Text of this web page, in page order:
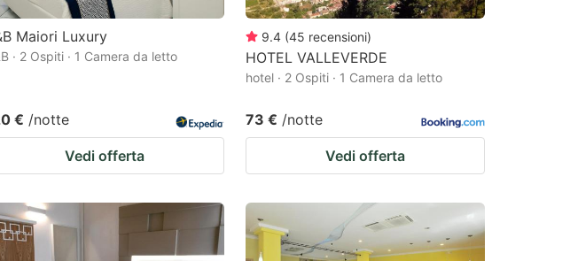
Maiori Luxury
· 2 Ospiti · 1 Camera da letto
€ /notte
Vedi offerta
9.4 (45 recensioni)
HOTEL VALLEVERDE
hotel · 2 Ospiti · 1 Camera da letto
73 € /notte
Vedi offerta